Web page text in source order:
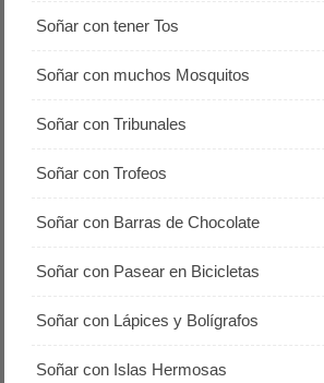
Soñar con tener Tos
Soñar con muchos Mosquitos
Soñar con Tribunales
Soñar con Trofeos
Soñar con Barras de Chocolate
Soñar con Pasear en Bicicletas
Soñar con Lápices y Bolígrafos
Soñar con Islas Hermosas